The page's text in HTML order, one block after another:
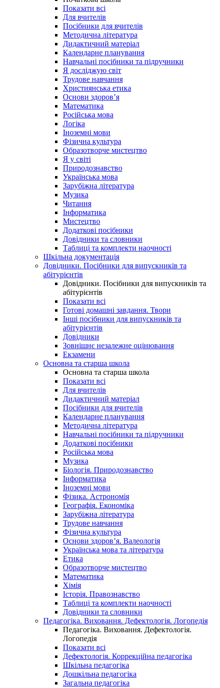
Показати всі
Для вчителів
Посібники для вчителів
Методична література
Дидактичний матеріал
Календарне планування
Навчальні посібники та підручники
Я досліджую світ
Трудове навчання
Християнська етика
Основи здоров’я
Математика
Російська мова
Логіка
Іноземні мови
Фізична культура
Образотворче мистецтво
Я у світі
Природознавство
Українська мова
Зарубіжна література
Музика
Читання
Інформатика
Мистецтво
Додаткові посібники
Довідники та словники
Таблиці та комплекти наочності
Шкільна документація
Довідники. Посібники для випускників та
абітурієнтів
Довідники. Посібники для випускників та
абітурієнтів
Показати всі
Готові домашні завдання. Твори
Інші посібники для випускників та
абітурієнтів
Довідники
Зовнішнє незалежне оцінювання
Екзамени
Основна та старша школа
Основна та старша школа
Показати всі
Для вчителів
Дидактичний матеріал
Посібники для вчителів
Календарне планування
Методична література
Навчальні посібники та підручники
Додаткові посібники
Російська мова
Музика
Біологія. Природознавство
Інформатика
Іноземні мови
Фізика. Астрономія
Географія. Економіка
Зарубіжна література
Трудове навчання
Фізична культура
Основи здоров’я. Валеологія
Українська мова та література
Етика
Образотворче мистецтво
Математика
Хімія
Історія. Правознавство
Таблиці та комплекти наочності
Довідники та словники
Педагогіка. Виховання. Дефектологія. Логопедія
Педагогіка. Виховання. Дефектологія.
Логопедія
Показати всі
Дефектологія. Коррекційна педагогіка
Шкільна педагогіка
Дошкільна педагогіка
Загальна педагогіка